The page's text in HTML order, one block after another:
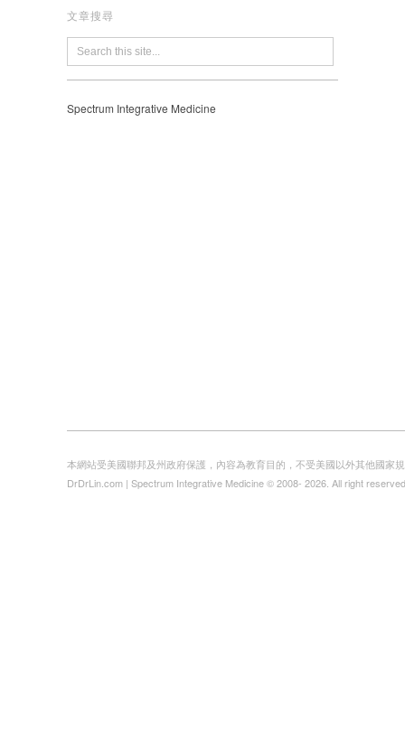
文章搜尋
Spectrum Integrative Medicine
本網站受美國聯邦及州政府保護，內容為教育目的，不受美國以外其他國家
DrDrLin.com | Spectrum Integrative Medicine © 2008- 2026. All right